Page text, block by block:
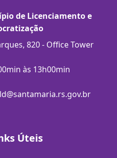
de Licenciamento e
820 - Office Tower
às 13h00min
Úteis